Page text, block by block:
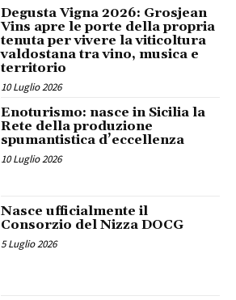
Degusta Vigna 2026: Grosjean
Vins apre le porte della propria
tenuta per vivere la viticoltura
valdostana tra vino, musica e
territorio
10 Luglio 2026
Enoturismo: nasce in Sicilia la
Rete della produzione
spumantistica d’eccellenza
10 Luglio 2026
Nasce ufficialmente il
Consorzio del Nizza DOCG
5 Luglio 2026